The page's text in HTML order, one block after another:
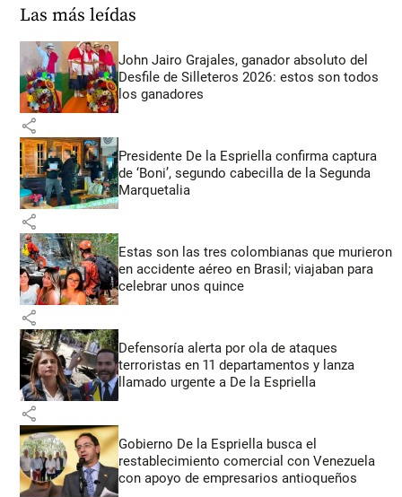
Las más leídas
John Jairo Grajales, ganador absoluto del
Desfile de Silleteros 2026: estos son todos
los ganadores
share
Presidente De la Espriella confirma captura
de ‘Boni’, segundo cabecilla de la Segunda
Marquetalia
share
Estas son las tres colombianas que murieron
en accidente aéreo en Brasil; viajaban para
celebrar unos quince
share
Defensoría alerta por ola de ataques
terroristas en 11 departamentos y lanza
llamado urgente a De la Espriella
share
Gobierno De la Espriella busca el
restablecimiento comercial con Venezuela
con apoyo de empresarios antioqueños